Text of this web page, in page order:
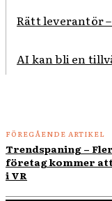
Rätt leverantör
AI kan bli en
FÖREGÅENDE ARTIKEL
Trendspaning – Fler
företag kommer
i VR